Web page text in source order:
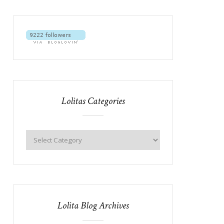
Lolitas Categories
Lolita Blog Archives